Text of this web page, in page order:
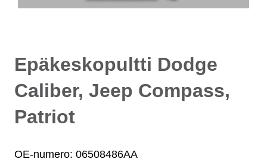
Epäkeskopultti Dodge
Caliber, Jeep Compass,
Patriot
OE-numero: 06508486AA